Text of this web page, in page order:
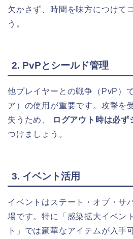
欠かさず、時間を味方につけて
う。
2. PvPとシールド管理
他プレイヤーとの戦争（PvP）
ア）の使用が重要です。攻撃を
失うため、
ログアウト時は必ず
つけましょう。
3. イベント活用
イベントはステート・オブ・サ
場です。特に「感染拡大イベン
ト」では豪華なアイテムが入手